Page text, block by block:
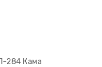
284 Кама